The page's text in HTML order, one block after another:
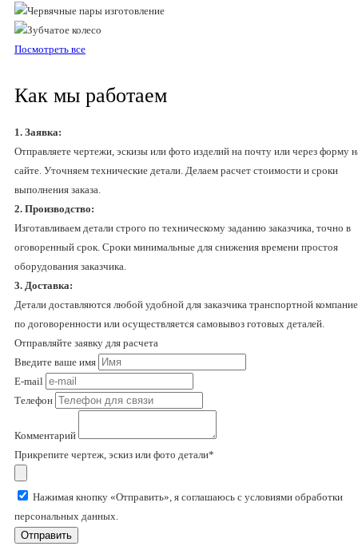
Посмотреть все
Как мы работаем
1. Заявка:
Отправляете чертежи, эскизы или фото изделий на почту или через форму
сайте. Уточняем технические детали. Делаем расчет стоимости и сроки
выполнения заказа.
2. Производство:
Изготавливаем детали строго по техническому заданию заказчика, точно в
оговоренный срок. Сроки минимальные для снижения времени простоя
оборудования заказчика.
3. Доставка:
Детали доставляются любой удобной для заказчика транспортной
по договоренности или осуществляется самовывоз готовых деталей.
Отправляйте заявку для расчета
Введите ваше имя
E-mail
Телефон
Комментарий
Прикрепите чертеж, эскиз или фото детали*
Нажимая кнопку «Отправить», я соглашаюсь с условиями обработки
персональных данных.
Отправить